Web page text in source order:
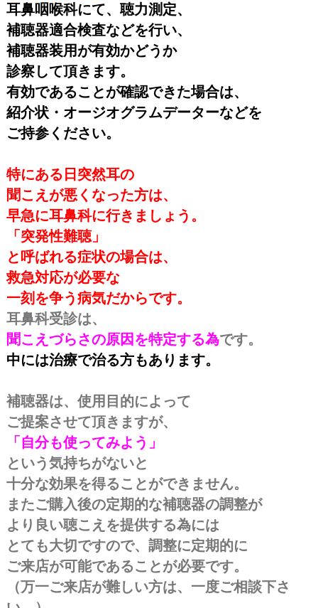
耳鼻咽喉科にて、聴力測定、
補聴器適合検査などを行い、
補聴器装用が有効かどうか
診察して頂きます。
有効であることが確認できた場合は、
紹介状・オージオグラムデーターなどを
ご持参ください。
特にある日突然耳の
聞こえが悪くなった方は、
早急に耳鼻科に行きましょう。
「突発性難聴」
と呼ばれる症状の場合は、
救急対応が必要な
一刻を争う病気だからです。
耳鼻科受診は、
聞こえづらさの原因を特定する為です。
中には治療で治る方もあります。
補聴器は、使用目的によって
ご提案させて頂きますが、
「自分も使ってみよう」
という気持ちがないと
十分な効果を得ることができません。
またご購入後の定期的な補聴器の調整が
より良い聴こえを提供する為には
とても大切ですので、調整に定期的に
ご来店が可能であることが必要です。
（万一ご来店が難しい方は、一度ご相談下さ